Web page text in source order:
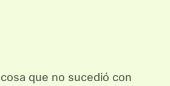
que no sucedió con